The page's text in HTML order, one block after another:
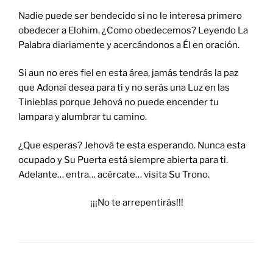
Nadie puede ser bendecido si no le interesa primero
obedecer a Elohim. ¿Como obedecemos? Leyendo La
Palabra diariamente y acercándonos a Él en oración.
Si aun no eres fiel en esta área, jamás tendrás la paz
que Adonaí desea para ti y no serás una Luz en las
Tinieblas porque Jehová no puede encender tu
lampara y alumbrar tu camino.
¿Que esperas? Jehová te esta esperando. Nunca esta
ocupado y Su Puerta está siempre abierta para ti.
Adelante… entra… acércate… visita Su Trono.
¡¡¡No te arrepentirás!!!